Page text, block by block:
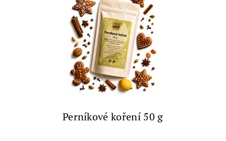
Perníkové koření 50 g